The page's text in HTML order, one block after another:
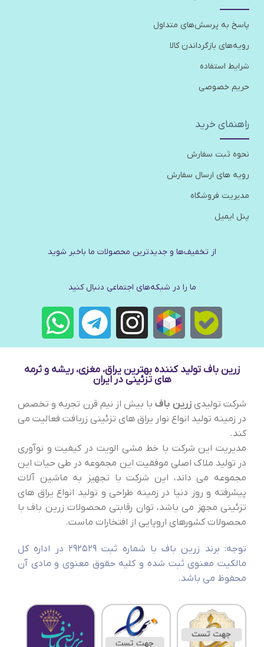
پاسخ به پرسش‌های متداول
رویه‌های بازگرداندن کالا
شرایط استفاده
حریم خصوصی
راهنمای خرید
نحوه ثبت سفارش
رویه های ارسال سفارش
مدیریت فروشگاه
پنل ایمیل
از تخفیف‌ها و جدیدترین‌ محصولات ما باخبر شوید
ما را در شبکه‌های اجتماعی دنبال کنید
زرین باف تولید کننده بهترین یراق، مغزی، ریشه و ثرمه
های تزئینی در ایران
شرکت تولیدیزرین بافبا بیش از نیم قرن تجربه و تخصص
در زمینه تولید انواع نوار یراق های تزئینی زربافت فعالیت می
کند.
مدیریت این شرکت با خط مشی الویت در کیفیت و نوآوری
در تولید ملاک اصلی موفقیت این مجموعه در طی حیات این
مجموعه می داند، این شرکت با تجهیز به ماشین آلات
پیشرفته و روز دنیا در زمینه طراحی و تولید انواع یراق های
تزئینی مجهز می باشد، توان رقابتی محصولات زرین باف با
محصولات کشورهای اروپایی از افتخارات ماست.
توجه: برند زرین باف با شماره ثبت 292529 در اداره کل
مالکیت معنوی ثبت شده و کلیه حقوق معنوی و مادی آن
محفوظ می باشد.